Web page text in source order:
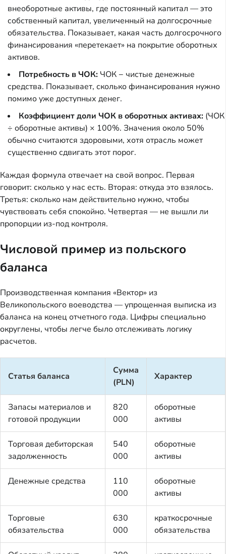
внеоборотные активы, где постоянный капитал — это
собственный капитал, увеличенный на долгосрочные
обязательства. Показывает, какая часть долгосрочного
финансирования «перетекает» на покрытие оборотных
активов.
Потребность в ЧОК: ЧОК − чистые денежные
средства. Показывает, сколько финансирования нужно
помимо уже доступных денег.
Коэффициент доли ЧОК в оборотных активах: (ЧОК
÷ оборотные активы) × 100%. Значения около 50%
обычно считаются здоровыми, хотя отрасль может
существенно сдвигать этот порог.
Каждая формула отвечает на свой вопрос. Первая
говорит: сколько у нас есть. Вторая: откуда это взялось.
Третья: сколько нам действительно нужно, чтобы
чувствовать себя спокойно. Четвертая — не вышли ли
пропорции из-под контроля.
Числовой пример из польского
баланса
Производственная компания «Вектор» из
Великопольского воеводства — упрощенная выписка из
баланса на конец отчетного года. Цифры специально
округлены, чтобы легче было отслеживать логику
расчетов.
Статья баланса
Сумма
(PLN)
Характер
Запасы материалов и
готовой продукции
820
000
оборотные
активы
Торговая дебиторская
задолженность
540
000
оборотные
активы
Денежные средства
110
000
оборотные
активы
Торговые
обязательства
630
000
краткосрочные
обязательства